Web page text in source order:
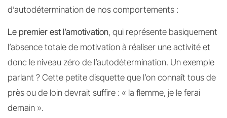
d’autodétermination de nos comportements :
Le premier est l’amotivation, qui représente basiquement
l’absence totale de motivation à réaliser une activité et
donc le niveau zéro de l’autodétermination. Un exemple
parlant ? Cette petite disquette que l’on connaît tous de
près ou de loin devrait suffire : « la flemme, je le ferai
demain ».